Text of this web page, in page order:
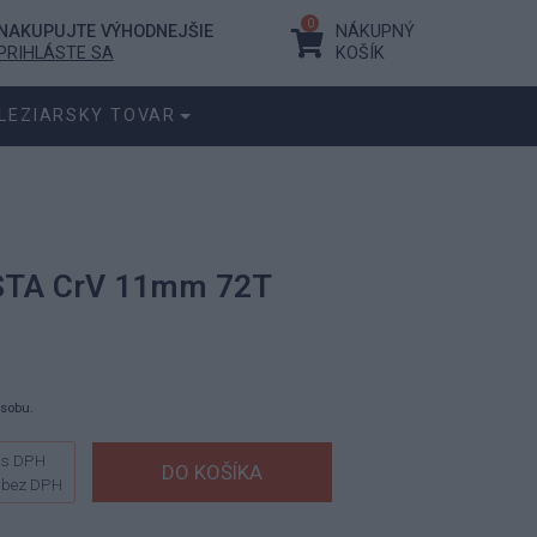
NAKUPUJTE VÝHODNEJŠIE
PRIHLÁSTE SA
0
NÁKUPNÝ
KOŠÍK
TOVAR
CrV 11mm 72T
s DPH
bez DPH